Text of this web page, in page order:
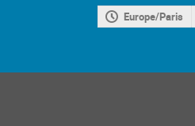
Europe/Paris